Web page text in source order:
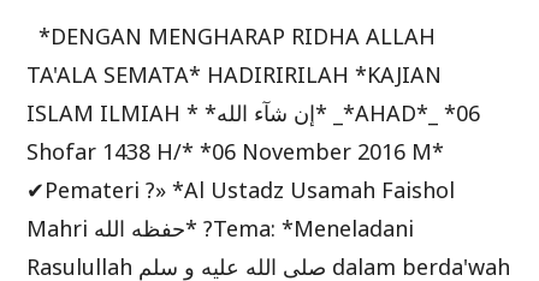
*DENGAN MENGHARAP RIDHA ALLAH
TA'ALA SEMATA* HADIRIRILAH *KAJIAN
ISLAM ILMIAH * *إن شآء الله* _*AHAD*_ *06
Shofar 1438 H/* *06 November 2016 M*
✔Pemateri ?» *Al Ustadz Usamah Faishol
Mahri حفظه الله* ?Tema: *Meneladani
Rasulullah صلى الله عليه و سلم dalam berda'wah